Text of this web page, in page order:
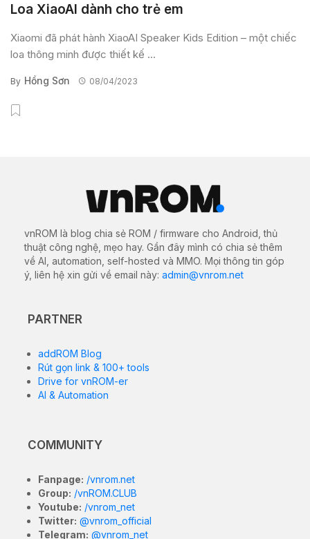
Loa XiaoAI dành cho trẻ em
Xiaomi đã phát hành XiaoAI Speaker Kids Edition – một chiếc
loa thông minh được thiết kế ...
By Hồng Sơn 08/04/2023
vnROM là blog chia sẻ ROM / firmware cho Android, thủ
thuật công nghệ, mẹo hay. Gần đây mình có chia sẻ thêm
về AI, automation, self-hosted và MMO. Mọi thông tin góp
ý, liên hệ xin gửi về email này: admin@vnrom.net
PARTNER
addROM Blog
Rút gọn link & 100+ tools
Drive for vnROM-er
AI & Automation
COMMUNITY
Fanpage: /vnrom.net
Group: /vnROM.CLUB
Youtube: /vnrom_net
Twitter: @vnrom_official
Telegram: @vnrom_net